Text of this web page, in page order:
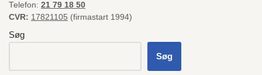
Telefon: 21 79 18 50
CVR: 17821105 (firmastart 1994)
Søg
Søg